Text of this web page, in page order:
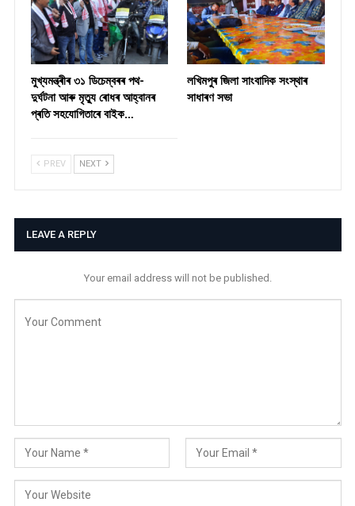
মুখ্যমন্ত্ৰীৰ ৩১ ডিচেম্বৰৰ পথ-
দুৰ্ঘটনা আৰু মৃত্যু ৰোধৰ আহ্বানৰ
প্ৰতি সহযোগিতাৰে বাইক…
লখিমপুৰ জিলা সাংবাদিক সংস্থাৰ
সাধাৰণ সভা
PREV NEXT
LEAVE A REPLY
Your email address will not be published.